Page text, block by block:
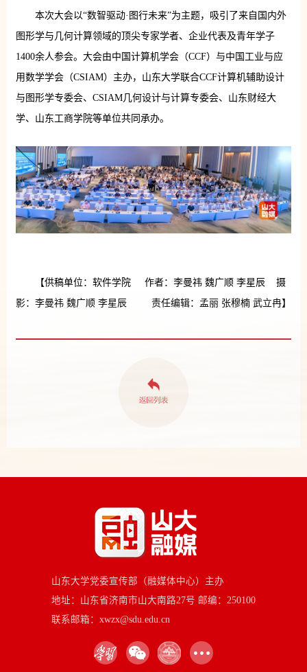
本次大会以“数智驱动·图行未来”为主题，吸引了来自国内外
图形学与几何计算领域的顶尖专家学者、企业代表及青年学子
1400余人参会。大会由中国计算机学会（CCF）与中国工业与应
用数学学会（CSIAM）主办，山东大学联合CCF计算机辅助设计
与图形学专委会、CSIAM几何设计与计算专委会、山东财经大
学、山东工商学院等单位共同承办。
【供稿单位：软件学院 作者：李曼祎 魏广顺 李星辰 摄
影：李曼祎 魏广顺 李星辰 责任编辑：孟丽 张穆楠 武立冉】
山东大学党委宣传部（融媒体中心）主办
地址：山东省济南市山大南路27号 邮编：250100
联系邮箱：xwzx@sdu.edu.cn